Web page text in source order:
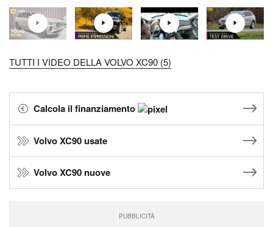
TUTTI I VIDEO DELLA VOLVO XC90 (5)
Calcola il finanziamento
Volvo XC90 usate
Volvo XC90 nuove
PUBBLICITÀ